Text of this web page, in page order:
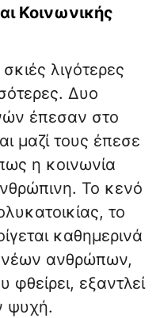
Κοινωνικής
λιγότερες
Δυο
έπεσαν στο
μαζί τους έπεσε
η κοινωνία
Το κενό
το
καθημερινά
ανθρώπων,
εξαντλεί
ψυχή.